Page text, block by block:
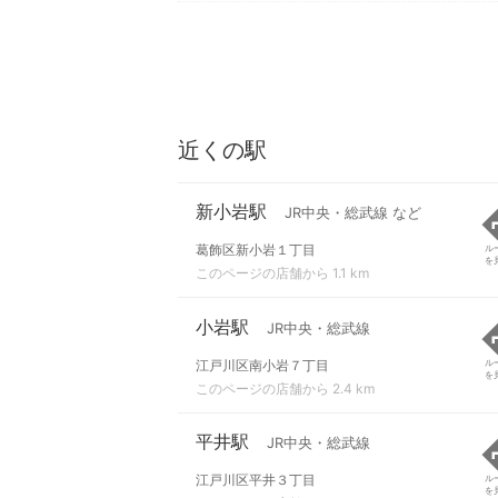
近くの駅
新小岩駅 JR中央・総武線 など
葛飾区新小岩１丁目
このページの店舗から 1.1 km
ル
を
小岩駅 JR中央・総武線
江戸川区南小岩７丁目
このページの店舗から 2.4 km
ル
を
平井駅 JR中央・総武線
江戸川区平井３丁目
ル
を